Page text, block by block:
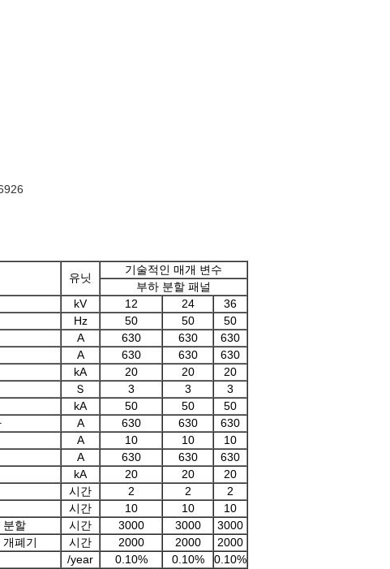
유닛
기술적인 매개 변수
부하 분할 패널
kV 12 24
36
Hz 50 50
50
A 630 630
630
A 630 630
630
kA 20 20
20
Ｓ 3 3
3
kA 50 50
50
A 630 630
630
A 10 10
10
A 630 630
630
kA 20 20
20
시간 2 2
2
시간 10 10
10
분할 시간 3000 3000
3000
개폐기
시간 2000 2000
2000
/year 0.10% 0.10% 0.10%